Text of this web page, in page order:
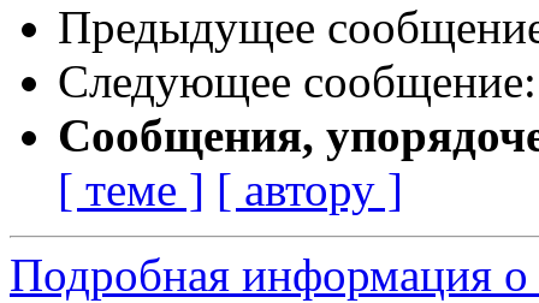
Предыдущее
Следующее
Сообщения,
[ теме ] [ автору ]
Подробная информация о